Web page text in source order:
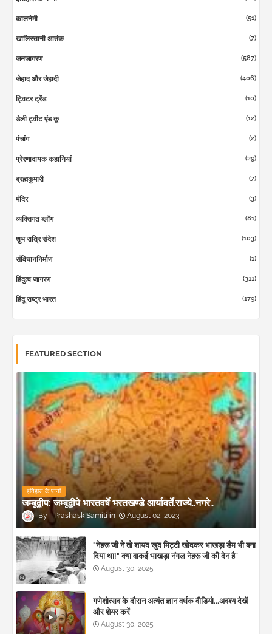
कालनेमी (51)
खालिस्तानी आतंक (7)
जनजागरण (587)
जेहाद और जेहादी (406)
ट्विटर ट्रेंड (10)
डेली ट्वीट एंड कू (12)
पंचांग (2)
प्रेरणादायक कहानियां (29)
ब्रह्मकुमारी (7)
मंदिर (3)
व्यक्तिगत ब्लॉग (81)
शुभ रात्रि संदेश (103)
संविधाननिर्माण (1)
हिंदुत्व जागरण (311)
हिंदू राष्ट्र भारत (179)
FEATURED SECTION
इतिहास के पन्नों
जम्बूद्वीप: जम्बूद्वीपे भारतवर्षे भरतखण्डे आर्यावर्ते.राज्ये..नगरे..
Prashask Samiti August 02, 2023
"नेहरू जी ने तो शायद खुद मिट्टी खोदकर भाखड़ा डैम भी बना
दिया था!" क्या वाकई भाखड़ा नंगल नेहरू जी की देन है”
August 30, 2025
गणेशोत्सव के दौरान अत्यंत ज्ञान वर्धक वीडियो...अवश्य देखें
और शेयर करें
August 30, 2025